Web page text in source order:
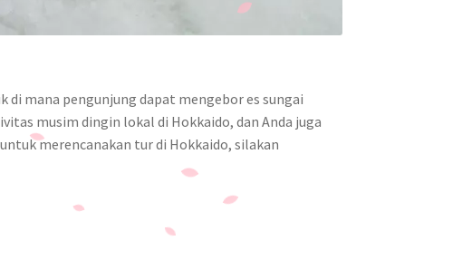
di mana pengunjung dapat mengebor es sungai
musim dingin lokal di Hokkaido, dan Anda juga
merencanakan tur di Hokkaido, silakan